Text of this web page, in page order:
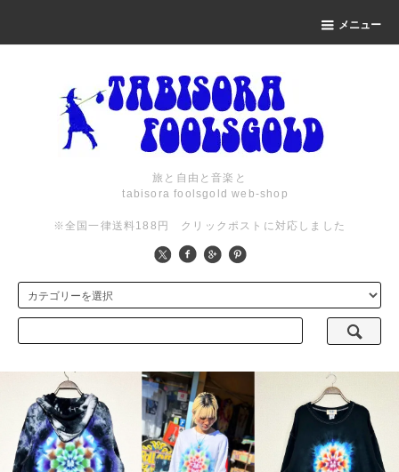
メニュー
旅と自由と音楽と
tabisora foolsgold web-shop
※全国一律送料188円 クリックポストに対応しました